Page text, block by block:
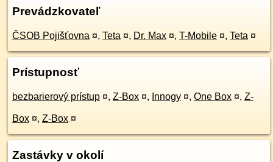
Prevádzkovateľ
ČSOB Pojišťovna ¤, Teta ¤, Dr. Max ¤, T-Mobile ¤, Teta ¤
Prístupnosť
bezbarierový prístup ¤, Z-Box ¤, Innogy ¤, One Box ¤, Z-
Box ¤, Z-Box ¤
Zastávky v okolí